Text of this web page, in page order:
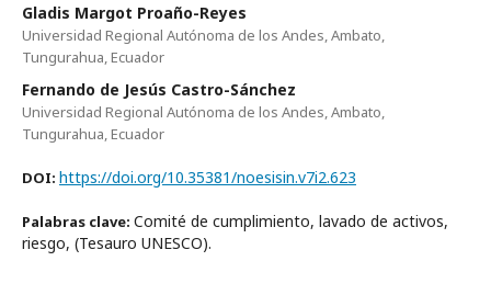
Gladis Margot Proaño-Reyes
Universidad Regional Autónoma de los Andes, Ambato,
Tungurahua, Ecuador
Fernando de Jesús Castro-Sánchez
Universidad Regional Autónoma de los Andes, Ambato,
Tungurahua, Ecuador
DOI: https://doi.org/10.35381/noesisin.v7i2.623
Palabras clave: Comité de cumplimiento, lavado de activos,
riesgo, (Tesauro UNESCO).